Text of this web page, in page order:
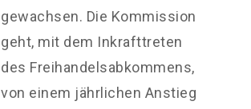
gewachsen. Die Kommission
geht, mit dem Inkrafttreten
des Freihandelsabkommens,
von einem jährlichen Anstieg